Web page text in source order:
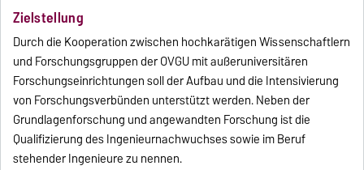
Zielstellung
Durch die Kooperation zwischen hochkarätigen Wissenschaftlern
und Forschungsgruppen der OVGU mit außeruniversitären
Forschungseinrichtungen soll der Aufbau und die Intensivierung
von Forschungsverbünden unterstützt werden. Neben der
Grundlagenforschung und angewandten Forschung ist die
Qualifizierung des Ingenieurnachwuchses sowie im Beruf
stehender Ingenieure zu nennen.